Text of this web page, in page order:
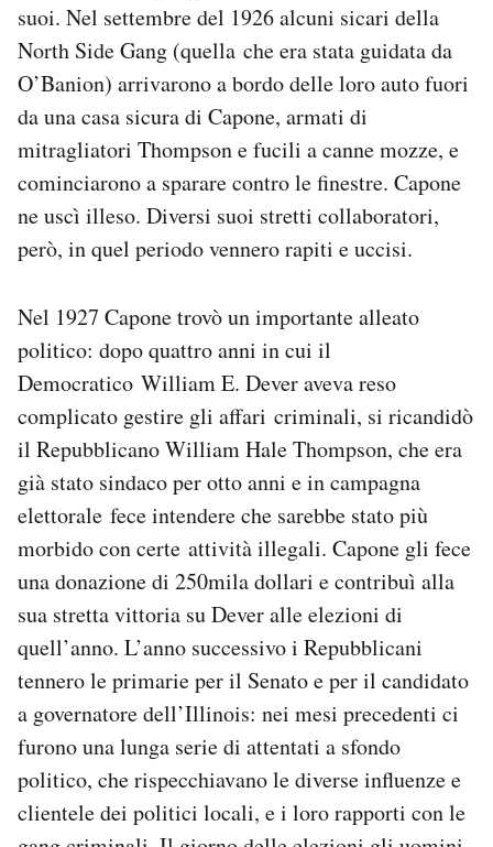
suoi. Nel settembre del 1926 alcuni sicari della
North Side Gang (quella che era stata guidata da
O’Banion) arrivarono a bordo delle loro auto fuori
da una casa sicura di Capone, armati di
mitragliatori Thompson e fucili a canne mozze, e
cominciarono a sparare contro le finestre. Capone
ne uscì illeso. Diversi suoi stretti collaboratori,
però, in quel periodo vennero rapiti e uccisi.
Nel 1927 Capone trovò un importante alleato
politico: dopo quattro anni in cui il
Democratico William E. Dever aveva reso
complicato gestire gli affari criminali, si ricandidò
il Repubblicano William Hale Thompson, che era
già stato sindaco per otto anni e in campagna
elettorale fece intendere che sarebbe stato più
morbido con certe attività illegali. Capone gli fece
una donazione di 250mila dollari e contribuì alla
sua stretta vittoria su Dever alle elezioni di
quell’anno. L’anno successivo i Repubblicani
tennero le primarie per il Senato e per il candidato
a governatore dell’Illinois: nei mesi precedenti ci
furono una lunga serie di attentati a sfondo
politico, che rispecchiavano le diverse influenze e
clientele dei politici locali, e i loro rapporti con le